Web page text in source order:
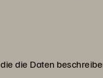
die Daten